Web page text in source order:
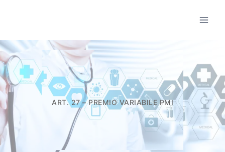
Informatori
ART. 27 – PREMIO VARIABILE PMI